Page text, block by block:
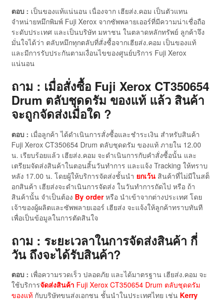
ตอบ : เป็นของแท้แน่นอน เนื่องจาก เฮียส่ง.คอม เป็นตัวแทน
จำหน่ายหมึกพิมพ์ Fuji Xerox จากซัพพลายเออร์ที่มีความน่าเชื่อถือ
ระดับประเทศ และเป็นบริษัท มหาชน ในตลาดหลักทรัพย์ ลูกค้าจึง
มั่นใจได้ว่า ตลับหมึกทุกตลับที่สั่งซื้อจากเฮียส่ง.คอม เป็นของแท้
และมีการรับประกันตามเงื่อนไขของศูนย์บริการ Fuji Xerox
แน่นอน
ถาม : เมื่อสั่งซื้อ Fuji Xerox CT350654
Drum ตลับชุดดรัม ของแท้ แล้ว สินค้า
จะถูกจัดส่งเมื่อใด ?
ตอบ : เมื่อลูกค้า ได้ดำเนินการสั่งซื้อและชำระเงิน สำหรับสินค้า
Fuji Xerox CT350654 Drum ตลับชุดดรัม ของแท้ ภายใน 12.00
น. เรียบร้อยแล้ว เฮียส่ง.คอม จะดำเนินการกับคำสั่งซื้อนั้น และ
เตรียมจัดส่งสินค้าในตอนสิ้นวันทำการ และแจ้ง Tracking ให้ทราบ
หลัง 17.00 น. โดยผู้ให้บริการจัดส่งชั้นนำ ยกเว้นสินค้าที่ไม่มีในสต็
อกสินค้า เฮียส่งจะดำเนินการจัดส่ง ในวันทำการถัดไป หรือ ถ้า
สินค้านั้น จำเป็นต้อง By orderหรือ นำเข้าจากต่างประเทศ โดย
เจ้าของผู้ผลิตและซัพพลายเออร์ เฮียส่ง จะแจ้งให้ลูกค้าทราบทันที
เพื่อเป็นข้อมูลในการตัดสินใจ
ถาม : ระยะเวลาในการจัดส่งสินค้า กี่
วัน ถึงจะได้รับสินค้า?
ตอบ : เพื่อความรวดเร็ว ปลอดภัย และได้มาตรฐาน เฮียส่ง.คอม จะ
ใช้บริการจัดส่งสินค้า Fuji Xerox CT350654 Drum ตลับชุดดรัม
ของแท้ กับบริษัทขนส่งเอกชน ชั้นนำในประเทศไทย เช่น Kerry